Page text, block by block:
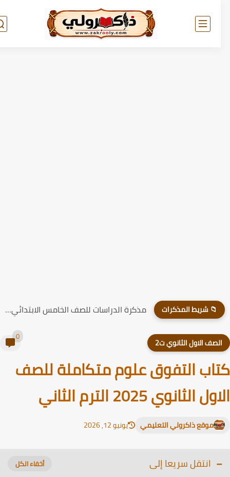
📁 شريط المذكرات مذكرة الدراسات للصف الخامس الابتدائي الترم الاول 2026
الاول الثانوي ت2
التفوق علوم متكاملة للصف
الثانوي 2025 الترم الثاني
موقع ذاكرولي التعليمي يونيو 12, 2026
انتقل سريعا إلى